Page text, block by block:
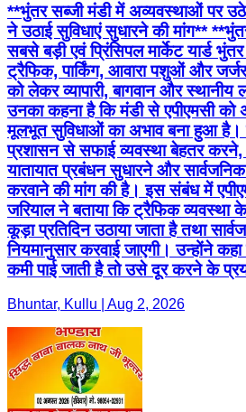
**भुंतर सब्जी मंडी में अव्यवस्थाओं पर उठे
ने उठाई सुविधाएं सुधारने की मांग**
सबसे बड़ी एवं प्रिंसिपल मार्केट यार्ड
ट्रैफिक, पार्किंग, आवारा पशुओं और
को लेकर व्यापारी, बागवान और स्थानीय
उनका कहना है कि मंडी से एपीएमसी
मूलभूत सुविधाओं का अभाव बना हुआ है।
प्रशासन से सफाई व्यवस्था बेहतर करने,
यातायात प्रबंधन सुधारने और
करवाने की मांग की है। इस संबंध में
जरियाल ने बताया कि ट्रैफिक व्यवस्था के
कूड़ा प्रतिदिन उठाया जाता है तथा
नियमानुसार करवाई जाएगी। उन्होंने
कमी पाई जाती है तो उसे दूर करने के
Bhuntar, Kullu | Aug 2, 2026